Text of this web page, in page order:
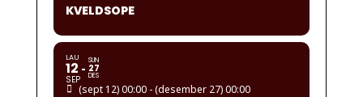
KVELDSOPE
LAU
12
SEP
SUN
27
DES
(sept 12) 00:00 - (desember 27) 00:00